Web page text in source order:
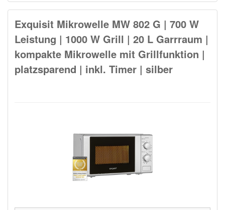
Exquisit Mikrowelle MW 802 G | 700 W
Leistung | 1000 W Grill | 20 L Garrraum |
kompakte Mikrowelle mit Grillfunktion |
platzsparend | inkl. Timer | silber